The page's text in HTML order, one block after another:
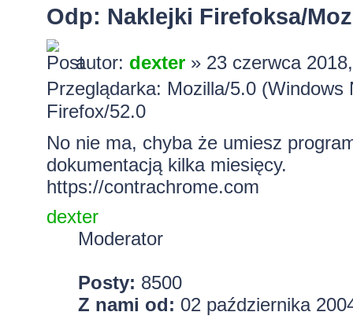
Odp: Naklejki Firefoksa/
autor: dexter» 23 czerwca
Przeglądarka: Mozilla/5.0
Firefox/52.0
No nie ma, chyba że umiesz
dokumentacją kilka miesięcy.
https://contrachrome.com
dexter
Moderator
Posty: 8500
Z nami od: 02 października